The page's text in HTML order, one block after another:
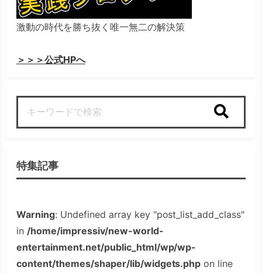
激動の時代を勝ち抜く唯一無二の解決策
＞＞＞公式HPへ
特集記事
Warning: Undefined array key "post_list_add_class"
in /home/impressiv/new-world-
entertainment.net/public_html/wp/wp-
content/themes/shaper/lib/widgets.php on line